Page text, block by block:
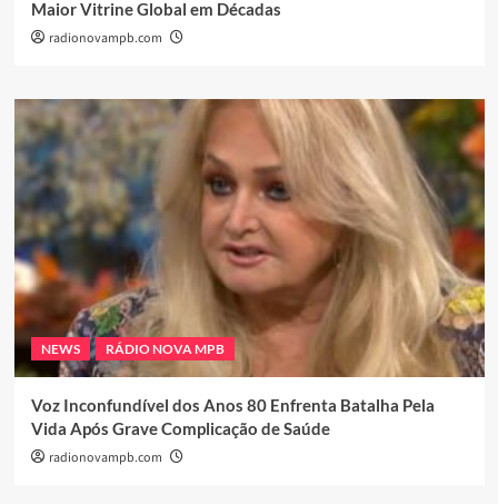
Maior Vitrine Global em Décadas
radionovampb.com
NEWS RÁDIO NOVA MPB
Voz Inconfundível dos Anos 80 Enfrenta Batalha Pela
Vida Após Grave Complicação de Saúde
radionovampb.com